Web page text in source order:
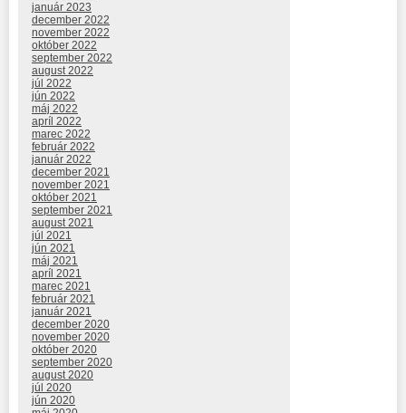
január 2023
december 2022
november 2022
október 2022
september 2022
august 2022
júl 2022
jún 2022
máj 2022
apríl 2022
marec 2022
február 2022
január 2022
december 2021
november 2021
október 2021
september 2021
august 2021
júl 2021
jún 2021
máj 2021
apríl 2021
marec 2021
február 2021
január 2021
december 2020
november 2020
október 2020
september 2020
august 2020
júl 2020
jún 2020